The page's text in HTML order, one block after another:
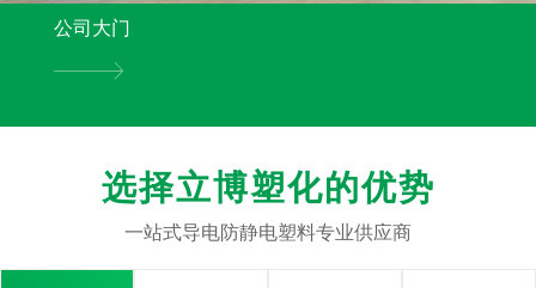
公司大门
选择立博塑化的优势
一站式导电防静电塑料专业供应商